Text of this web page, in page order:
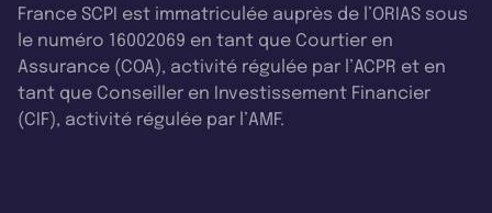
France SCPI est immatriculée auprès de l’ORIAS sous
le numéro 16002069 en tant que Courtier en
Assurance (COA), activité régulée par l’ACPR et en
tant que Conseiller en Investissement Financier
(CIF), activité régulée par l’AMF.